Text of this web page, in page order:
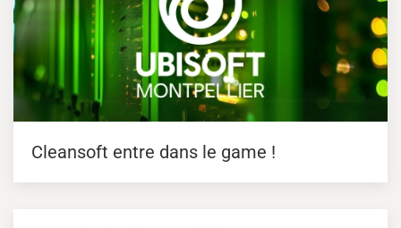
Cleansoft entre dans le game !